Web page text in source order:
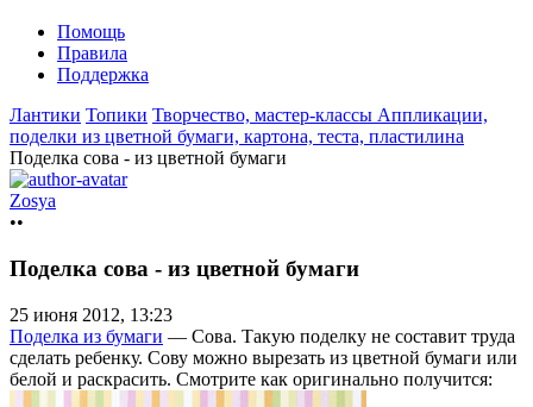
Помощь
Правила
Поддержка
Лантики Топики Творчество, мастер-классы Аппликации,
поделки из цветной бумаги, картона, теста, пластилина
Поделка сова - из цветной бумаги
Zosya
••
Поделка сова - из цветной бумаги
25 июня 2012, 13:23
Поделка из бумаги — Сова. Такую поделку не составит труда
сделать ребенку. Сову можно вырезать из цветной бумаги или
белой и раскрасить. Смотрите как оригинально получится: